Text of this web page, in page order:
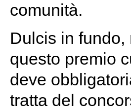
comunità.
Dulcis in
questo premio
deve
tratta del